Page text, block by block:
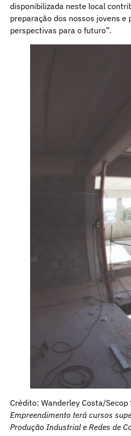
disponibilizada neste local
preparação dos nossos jovens e
perspectivas para o futuro”.
Crédito: Wanderley Costa/Secop
Empreendimento terá cursos
Produção Industrial e Redes de